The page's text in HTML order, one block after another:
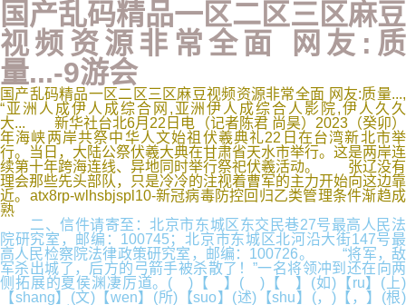
国产乱码精品一区二区三区麻豆
视频资源非常全面 网友:质
量...-9游会
国产乱码精品一区二区三区麻豆视频资源非常全面 网友:质量...,
“亚洲人成伊人成综合网,亚洲伊人成综合人影院,伊人久久
大... 新华社台北6月22日电（记者陈君 尚昊）2023（癸卯）
年海峡两岸共祭中华人文始祖伏羲典礼22日在台湾新北市举
行。当日，大陆公祭伏羲大典在甘肃省天水市举行。这是两岸连
续第十年跨海连线、异地同时举行祭祀伏羲活动。 张辽没有
理会那些先头部队，只是冷冷的注视着曹军的主力开始向这边靠
近。atx8rp-wlhsbjspl10-新冠病毒防控回归乙类管理条件渐趋成
熟
二、信件请寄至：北京市东城区东交民巷27号最高人民法
院研究室，邮编：100745；北京市东城区北河沿大街147号最
高人民检察院法律政策研究室，邮编：100726。 “将军，敌
军杀出城了，后方的弓箭手被杀散了！”一名将领冲到还在向两
侧拓展的夏侯渊凄厉道。( )【 】( )【 】(如)【ru】(上)
【shang】(文)【wen】(所)【suo】(述)【shu】(，)【，】(根)